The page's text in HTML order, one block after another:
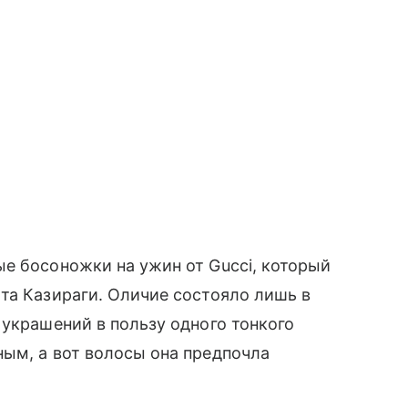
босоножки на ужин от Gucci, который
Казираги. Оличие состояло лишь в
в пользу одного тонкого
а вот волосы она предпочла